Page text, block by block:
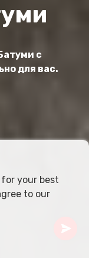
с
для вас.
for your best
to our